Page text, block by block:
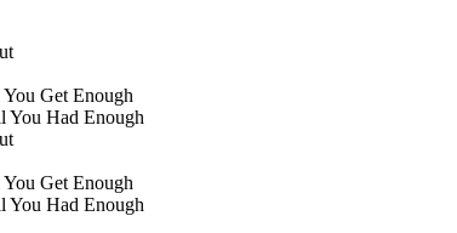
Get Enough
You Had Enough
Get Enough
You Had Enough